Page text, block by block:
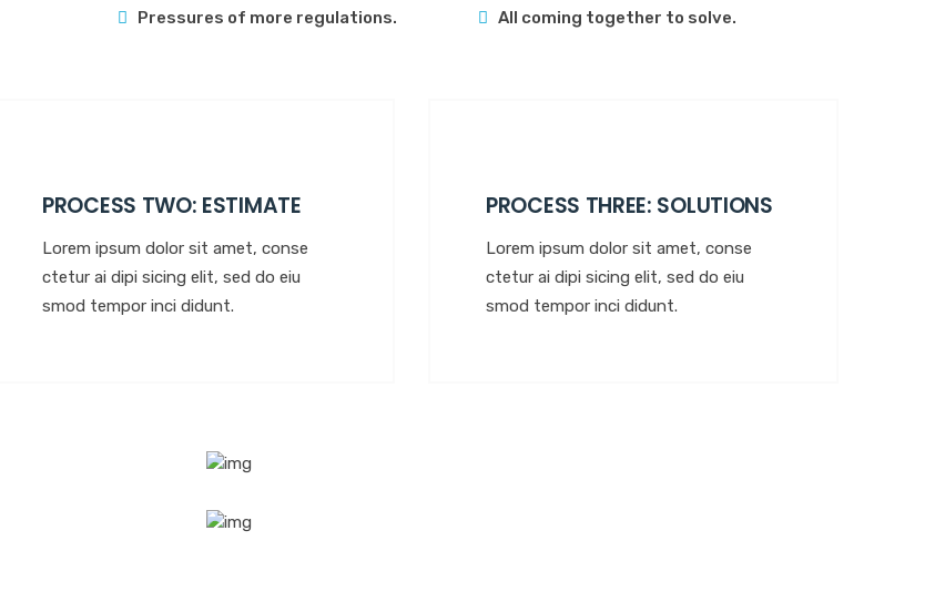
Pressures of more regulations.
All coming together to solve.
PROCESS TWO: ESTIMATE
Lorem ipsum dolor sit amet, conse
ctetur ai dipi sicing elit, sed do eiu
smod tempor inci didunt.
PROCESS THREE: SOLUTIONS
Lorem ipsum dolor sit amet, conse
ctetur ai dipi sicing elit, sed do eiu
smod tempor inci didunt.